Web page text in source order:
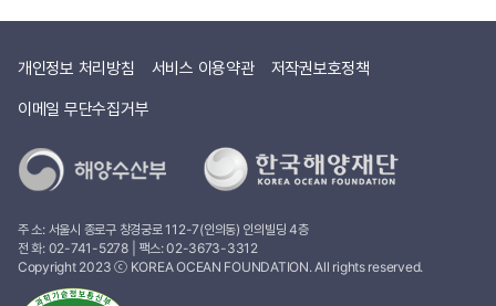
개인정보 처리방침 서비스 이용약관
저작권보호정책
이메일 무단수집거부
주 소: 서울시 종로구 창경궁로 112-7(인의동) 인의빌딩 4층
전 화: 02-741-5278| 팩스: 02-3673-3312
Copyright 2023 ⓒ KOREA OCEAN FOUNDATION. All rights reserved.